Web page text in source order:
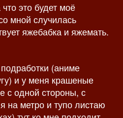
а
п
с
это будет моё
мной случилась
яжебабка и яжемать.
(аниме
и у меня крашеные
с одной стороны, с
на метро и тупо листаю